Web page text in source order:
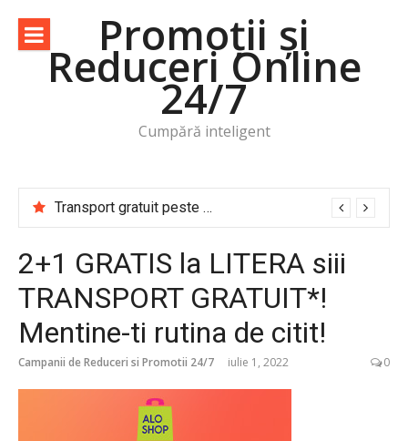
conținut
Promoții și
Reduceri Online
24/7
Cumpără inteligent
Transport gratuit peste 50 lei! -83% -50% -30% -20%
2+1 GRATIS la LITERA siii
TRANSPORT GRATUIT*!
Mentine-ti rutina de citit!
Campanii de Reduceri si Promotii 24/7 iulie 1, 2022 0